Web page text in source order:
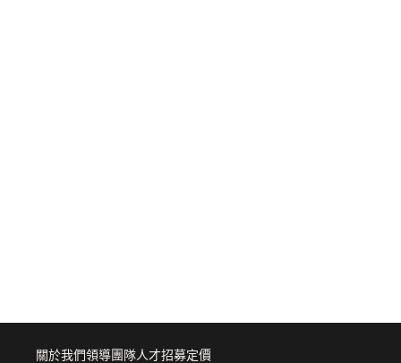
關於我們領導團隊人才招募定價